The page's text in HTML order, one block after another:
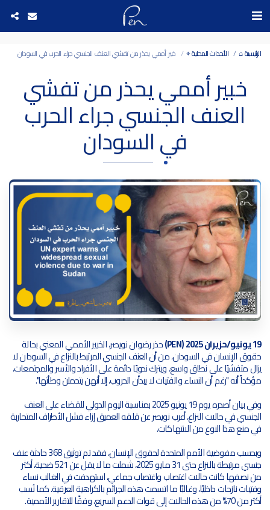
الرئيسية ⌂ الأحداث المحلية ⌖ خبير أممي يحذر من تفشي العنف الجنسي جراء الحرب في السودان
خبير أممي يحذر من تفشي
العنف الجنسي جراء الحرب
في السودان
19 يونيو/حزيران 2025 (PEN) حذر رضوان نويصر، الخبير الأممي المعني بحالة
حقوق الإنسان في السودان، من أن العنف الجنسي المرتبط بالنزاع في السودان لا
يزال متفشيًا على نطاق واسع، ويترك ندوبًا دائمة على الأفراد والأسر والمجتمعات،
مؤكداً أنه "رغم أن النساء والفتيات لا يبدأن الحروب، إلا أنهن يتحملن وطأتها".
وفي بيان أصدره يوم 19 يونيو 2025 بمناسبة اليوم الدولي للقضاء على العنف
الجنسي في حالات النزاع، أعرب نويصر عن قلقه العميق إزاء فشل الأطراف المتحاربة
في منع هذا النوع من الانتهاكات.
وبحسب مفوضية الأمم المتحدة لحقوق الإنسان، فقد تم توثيق 368 حادثة عنف
جنسي مرتبطة بالنزاع حتى 31 مايو 2025، شملت ما لا يقل عن 521 ضحية، أكثر
من نصفها كانت حالات اغتصاب واغتصاب جماعي، استهدفت في الغالب نساء
وفتيات نازحات داخليًا، وغالبًا ما اتسمت هذه الجرائم بالكراهية العرقية. كما نُسب
أكثر من 70% من هذه الحالات إلى قوات الدعم السريع، وفقًا للتقارير الأممية.